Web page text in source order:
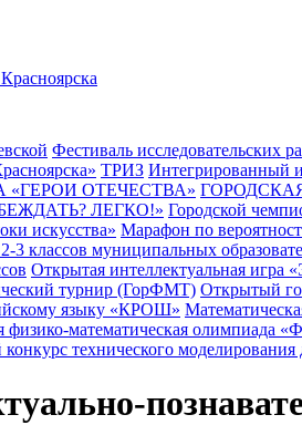
Фестиваль исследовательских
ТРИЗ Интегрированный
ОТЕЧЕСТВА»
ЛЕГКО!» Городской
искусства» Марафон по
3 классов муниципальных
Открытая интеллектуальная игра
турнир (ГорФМТ) Открытый
языку «КРОШ»
физико-математическая
технического